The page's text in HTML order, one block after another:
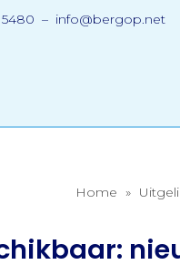
– info@bergop.net
Home »